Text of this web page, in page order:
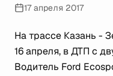
17 апреля 2017
На трассе Казань -
16 апреля, в ДТП с
Водитель Ford